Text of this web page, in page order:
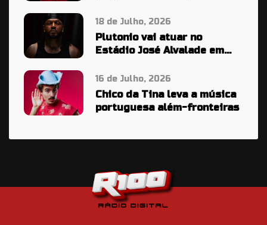
18 de Julho, 2026
Plutonio vai atuar no
Estádio José Alvalade em
16 de Julho, 2026
Chico da Tina leva a música
portuguesa além-fronteiras